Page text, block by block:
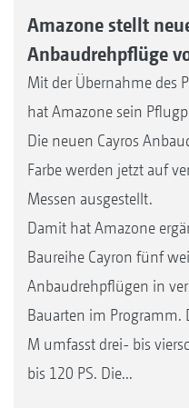
Amazone stellt
Anbaudrehpflüge
Mit der Übernahme des
hat Amazone sein
Die neuen Cayros
Farbe werden jetzt auf
Messen ausgestellt.
Damit hat Amazone
Baureihe Cayron fünf
Anbaudrehpflügen in
Bauarten im Programm.
M umfasst drei- bis
bis 120 PS. Die...